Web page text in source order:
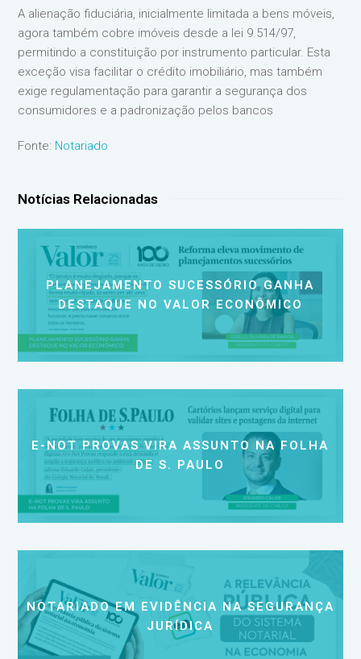
A alienação fiduciária, inicialmente limitada a bens móveis,
agora também cobre imóveis desde a lei 9.514/97,
permitindo a constituição por instrumento particular. Esta
exceção visa facilitar o crédito imobiliário, mas também
exige regulamentação para garantir a segurança dos
consumidores e a padronização pelos bancos
Fonte: Notariado
Notícias Relacionadas
PLANEJAMENTO SUCESSÓRIO GANHA
DESTAQUE NO VALOR ECONÔMICO
E-NOT PROVAS VIRA ASSUNTO NA FOLHA
DE S. PAULO
NOTARIADO EM EVIDÊNCIA NA SEGURANÇA
JURÍDICA